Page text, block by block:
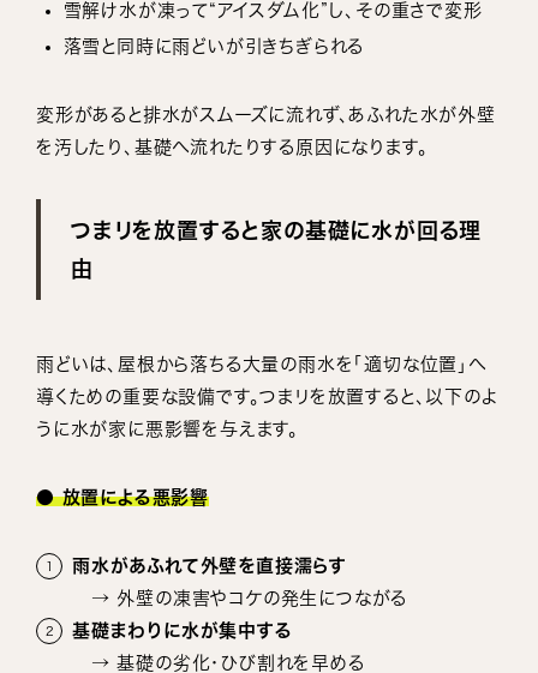
雪解け水が凍って“アイスダム化”し、その重さで変形
落雪と同時に雨どいが引きちぎられる
変形があると排水がスムーズに流れず、あふれた水が外壁
を汚したり、基礎へ流れたりする原因になります。
つまリを放置すると家の基礎に水が回る理
由
雨どいは、屋根から落ちる大量の雨水を「適切な位置」へ
導くための重要な設備です。つまリを放置すると、以下のよ
うに水が家に悪影響を与えます。
● 放置による悪影響
雨水があふれて外壁を直接濡らす
→ 外壁の凍害やコケの発生につながる
基礎まわりに水が集中する
→ 基礎の劣化・ひび割れを早める